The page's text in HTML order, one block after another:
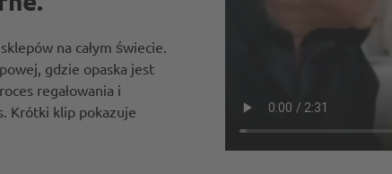
na całym świecie.
gdzie opaska jest
regałowania i
Krótki klip pokazuje